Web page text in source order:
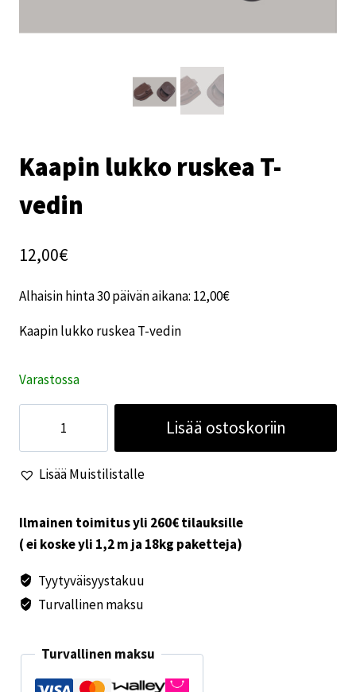
Kaapin lukko ruskea T-
vedin
12,00€
Alhaisin hinta 30 päivän aikana: 12,00€
Kaapin lukko ruskea T-vedin
Varastossa
ruskea
T-
määrä
Lisää ostoskoriin
Lisää Muistilistalle
Ilmainen toimitus yli 260€ tilauksille
( ei koske yli 1,2 m ja 18kg paketteja)
Tyytyväisyystakuu
Turvallinen maksu
Turvallinen maksu